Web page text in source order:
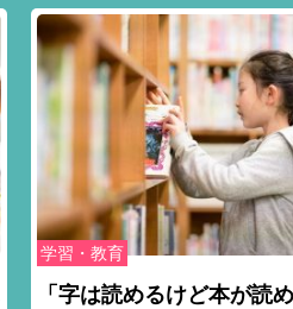
学習・教育
「字は読めるけど本が読